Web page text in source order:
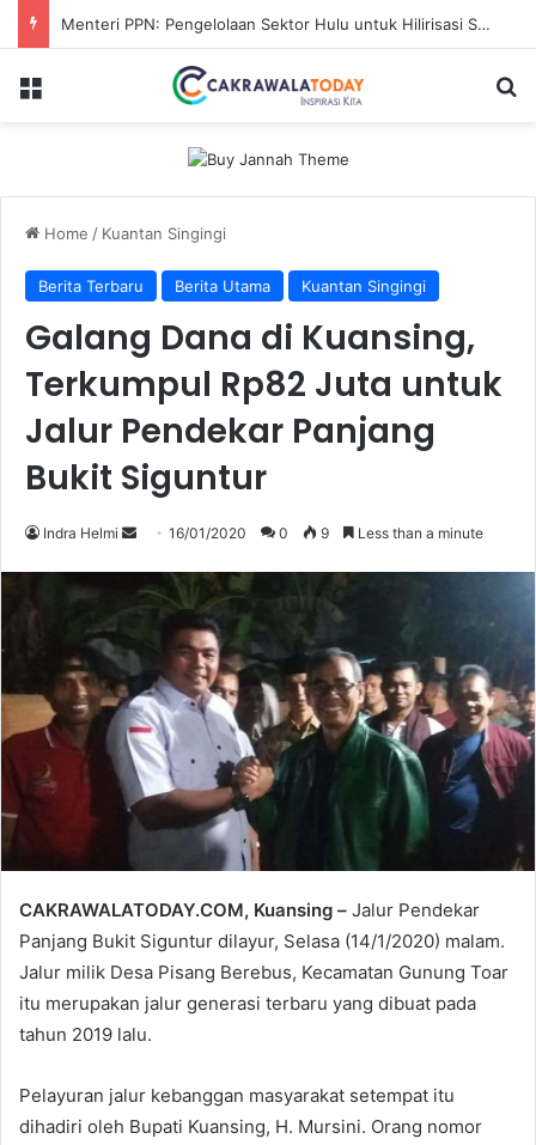
Menteri PPN: Pengelolaan Sektor Hulu untuk Hilirisasi Sawit
Menu
Home / Kuantan Singingi
Berita Terbaru Berita Utama Kuantan Singingi
Galang Dana di Kuansing,
Terkumpul Rp82 Juta untuk
Jalur Pendekar Panjang
Bukit Siguntur
Indra Helmi
Send
email
16/01/2020 0 9 Less than a minute
CAKRAWALATODAY.COM, Kuansing – Jalur Pendekar
Panjang Bukit Siguntur dilayur, Selasa (14/1/2020) malam.
Jalur milik Desa Pisang Berebus, Kecamatan Gunung Toar
itu merupakan jalur generasi terbaru yang dibuat pada
tahun 2019 lalu.
Pelayuran jalur kebanggan masyarakat setempat itu
dihadiri oleh Bupati Kuansing, H. Mursini. Orang nomor